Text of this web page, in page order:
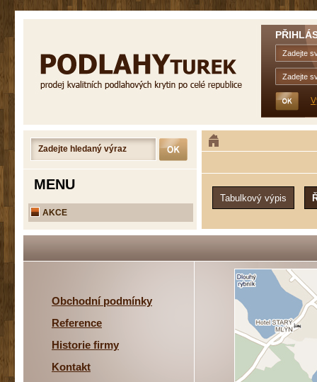
MENU
AKCE
Obchodní podmínky
Reference
Historie firmy
Kontakt